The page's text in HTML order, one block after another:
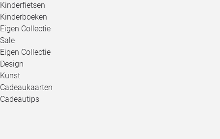
Kinderfietsen
Kinderboeken
Eigen Collectie
Sale
Eigen Collectie
Design
Kunst
Cadeaukaarten
Cadeautips